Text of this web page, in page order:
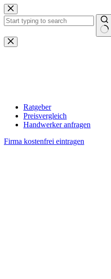
Zum
Inhalt
springen
Keine
Ergebnisse
Ratgeber
Preisvergleich
Handwerker anfragen
Firma kostenfrei eintragen